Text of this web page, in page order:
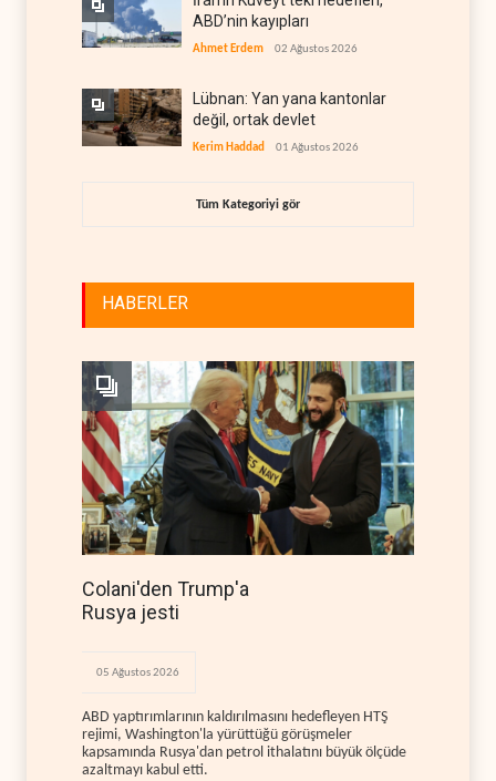
ABD’nin kayıpları
Ahmet Erdem 02 Ağustos 2026
Lübnan: Yan yana kantonlar
değil, ortak devlet
Kerim Haddad 01 Ağustos 2026
Tüm Kategoriyi gör
HABERLER
Colani'den Trump'a
Rusya jesti
05 Ağustos 2026
ABD yaptırımlarının kaldırılmasını hedefleyen HTŞ
rejimi, Washington'la yürüttüğü görüşmeler
kapsamında Rusya'dan petrol ithalatını büyük ölçüde
azaltmayı kabul etti.